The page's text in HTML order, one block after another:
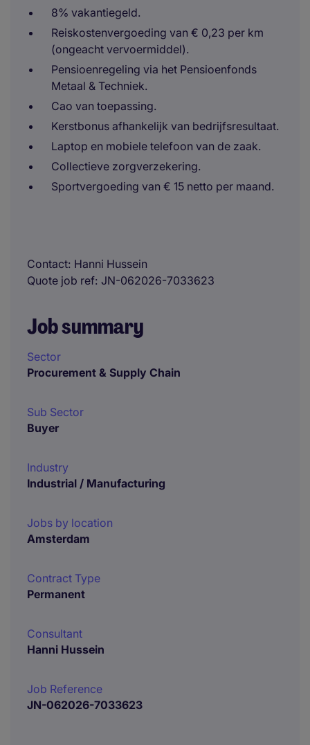
8% vakantiegeld.
Reiskostenvergoeding van € 0,23 per km
(ongeacht vervoermiddel).
Pensioenregeling via het Pensioenfonds
Metaal & Techniek.
Cao van toepassing.
Kerstbonus afhankelijk van bedrijfsresultaat.
Laptop en mobiele telefoon van de zaak.
Collectieve zorgverzekering.
Sportvergoeding van € 15 netto per maand.
Contact Hanni Hussein
Quote job ref JN-062026-7033623
Job summary
Sector
Procurement & Supply Chain
Sub Sector
Buyer
Industry
Industrial / Manufacturing
Jobs by location
Amsterdam
Contract Type
Permanent
Consultant
Hanni Hussein
Job Reference
JN-062026-7033623